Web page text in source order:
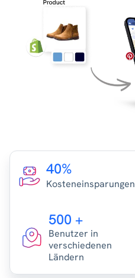
40%
Kosteneinsparungen
500 +
Benutzer in
verschiedenen
Ländern